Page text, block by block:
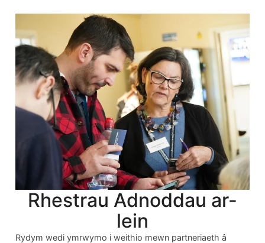
Rhestrau Adnoddau ar-
lein
Rydym wedi ymrwymo i weithio mewn partneriaeth â